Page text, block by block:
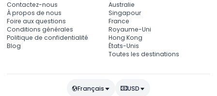
Contactez-nous
À propos de nous
Foire aux questions
Conditions générales
Politique de confidentialité
Blog
Australie
Singapour
France
Royaume-Uni
Hong Kong
États-Unis
Toutes les destinations
Français USD